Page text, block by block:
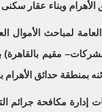
الأهرام وبناء عقار
العامة لمباحث
مقيم
بمنطقة حدائق
إدارة مكافحة جرائم